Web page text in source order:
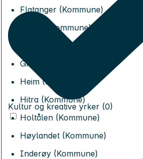
Flatanger (Kommune)
Frosta (Kommune)
Grong (Kommune)
Heim (Kommune)
Hitra (Kommune)
Holtålen (Kommune)
Høylandet (Kommune)
Inderøy (Kommune)
Kultur og kreative yrker (0)